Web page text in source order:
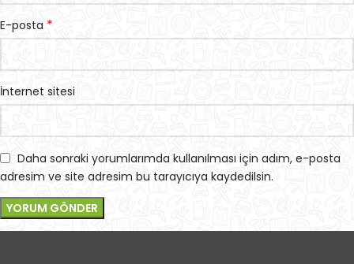
E-posta *
İnternet sitesi
Daha sonraki yorumlarımda kullanılması için adım, e-posta
adresim ve site adresim bu tarayıcıya kaydedilsin.